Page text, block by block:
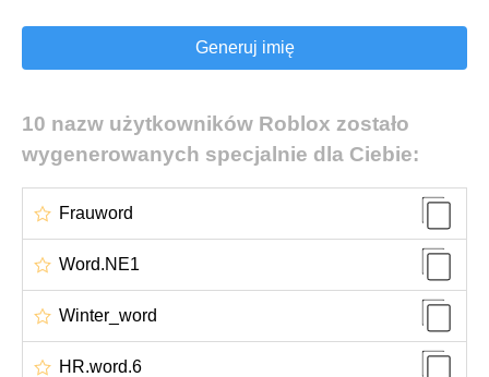
10 nazw użytkowników Roblox zostało
wygenerowanych specjalnie dla Ciebie:
Frauword
Word.NE1
Winter_word
HR.word.6